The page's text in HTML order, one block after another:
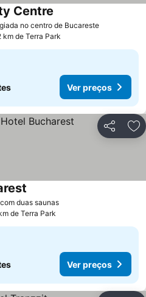
no centro de BucaresteVer
Centre
km de Terra Park
Ver preços
Partilhar
duas saunasVer preços
de Terra Park
Ver preços